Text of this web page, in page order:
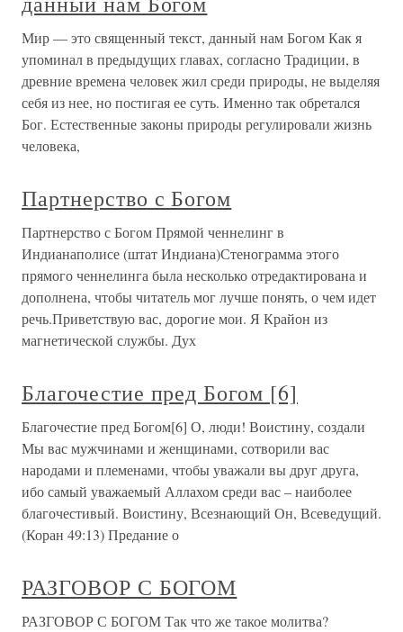
Мир — это священный текст, данный нам Богом Как я
упоминал в предыдущих главах, согласно Традиции, в
древние времена человек жил среди природы, не выделяя
себя из нее, но постигая ее суть. Именно так обретался
Бог. Естественные законы природы регулировали жизнь
человека,
Партнерство с Богом
Партнерство с Богом Прямой ченнелинг в
Индианаполисе (штат Индиана)Стенограмма этого
прямого ченнелинга была несколько отредактирована и
дополнена, чтобы читатель мог лучше понять, о чем идет
речь.Приветствую вас, дорогие мои. Я Крайон из
магнетической службы. Дух
Благочестие пред Богом [6]
Благочестие пред Богом[6] О, люди! Воистину, создали
Мы вас мужчинами и женщинами, сотворили вас
народами и племенами, чтобы уважали вы друг друга,
ибо самый уважаемый Аллахом среди вас – наиболее
благочестивый. Воистину, Всезнающий Он, Всеведущий.
(Коран 49:13) Предание о
РАЗГОВОР С БОГОМ
РАЗГОВОР С БОГОМ Так что же такое молитва?